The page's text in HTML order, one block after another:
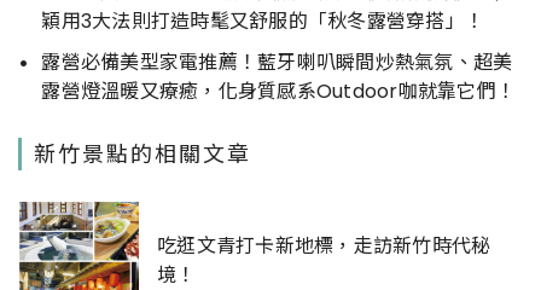
穎用3大法則打造時髦又舒服的「秋冬露營穿搭」！
露營必備美型家電推薦！藍牙喇叭瞬間炒熱氣氛、超美
露營燈溫暖又療癒，化身質感系Outdoor咖就靠它們！
新竹景點的相關文章
吃逛文青打卡新地標，走訪新竹時代秘
境！